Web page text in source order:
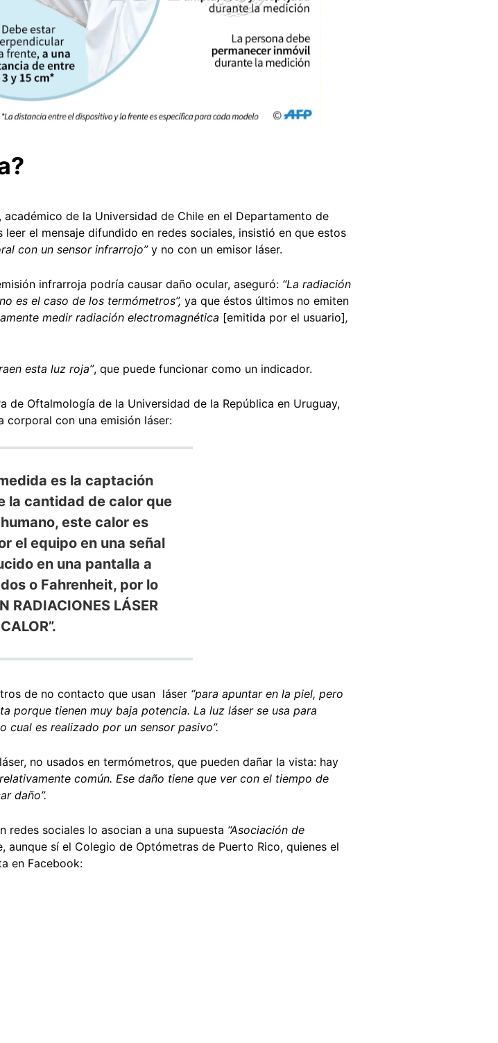
académico de la Universidad de Chile en el Departamento de
el mensaje difundido en redes sociales, insistió en que estos
con un sensor infrarrojo”y no con un emisor láser.
infrarroja podría causar daño ocular, aseguró: “La radiación
es el caso de los termómetros”, ya que éstos últimos no emiten
medir radiación electromagnética [emitida por el usuario],
esta luz roja”, que puede funcionar como un indicador.
de Oftalmología de la Universidad de la República en Uruguay,
corporal con una emisión láser:
es la captación
la cantidad de calor que
este calor es
el equipo en una señal
en una pantalla a
o Fahrenheit, por lo
RADIACIONES LÁSER
de no contacto que usan láser “para apuntar en la piel, pero
porque tienen muy baja potencia. La luz láser se usa para
es realizado por un sensor pasivo”.
no usados en termómetros, que pueden dañar la vista: hay
común. Ese daño tiene que ver con el tiempo de
daño”.
redes sociales lo asocian a una supuesta “Asociación de
aunque sí el Colegio de Optómetras de Puerto Rico, quienes el
en Facebook: